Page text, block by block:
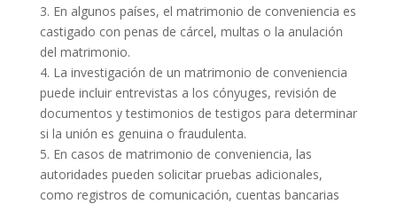
3. En algunos países, el matrimonio de conveniencia es
castigado con penas de cárcel, multas o la anulación
del matrimonio.
4. La investigación de un matrimonio de conveniencia
puede incluir entrevistas a los cónyuges, revisión de
documentos y testimonios de testigos para determinar
si la unión es genuina o fraudulenta.
5. En casos de matrimonio de conveniencia, las
autoridades pueden solicitar pruebas adicionales,
como registros de comunicación, cuentas bancarias